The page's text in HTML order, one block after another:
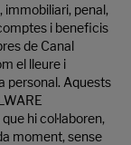
penal,
i beneficis
de Canal
el lleure i
personal. Aquests
hi col·laboren,
moment, sense